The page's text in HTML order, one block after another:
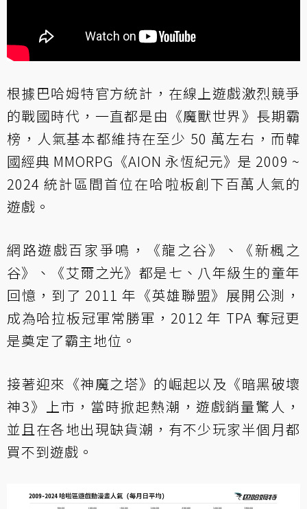
根據巴哈姆特官方統計，在線上遊戲激烈競爭
的戰國時代，一直都是由《魔獸世界》長期霸
榜，人氣基本都維持在至少 50 萬左右，而韓
國經典 MMORPG《AION 永恆紀元》是 2009 ~
2024 統計區間首位在哈啦板創下百萬人氣的
遊戲。
網路遊戲百家爭鳴，《龍之谷》、《新楓之
谷》、《艾爾之光》都是七、八年級生的童年
回憶，到了 2011 年《英雄聯盟》展開公測，
成為哈拉板冠軍常勝軍，2012 年 TPA 奪冠更
是奠定了霸主地位。
接著迎來《神魔之塔》的崛起以及《暗黑破壞
神3》上市，當時掀起熱潮，遊戲銷量驚人，
並且在各地出現缺貨潮，有不少玩家半個月都
買不到遊戲。